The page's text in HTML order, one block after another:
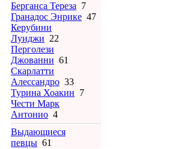
Берганса Тереза 7
Гранадос Энрике 47
Керубини
Луиджи 22
Перголези
Джованни 61
Скарлатти
Алессандро 33
Турина Хоакин 7
Чести Марк
Антонио 4
Выдающиеся
певцы 61